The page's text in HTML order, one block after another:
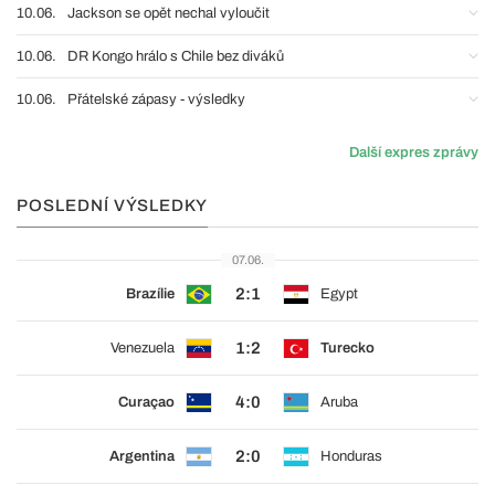
10.06. Jackson se opět nechal vyloučit
10.06. DR Kongo hrálo s Chile bez diváků
10.06. Přátelské zápasy - výsledky
Další expres zprávy
POSLEDNÍ VÝSLEDKY
07.06.
Brazílie 2:1 Egypt
Venezuela 1:2 Turecko
Curaçao 4:0 Aruba
Argentina 2:0 Honduras